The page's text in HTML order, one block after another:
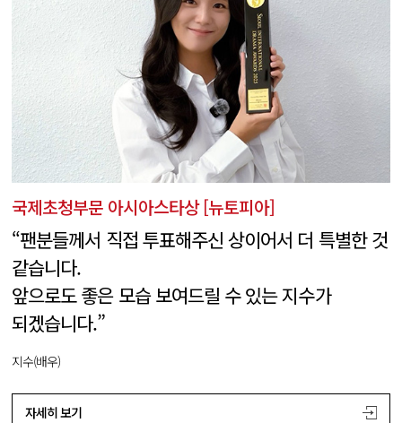
국제초청부문 아시아스타상 [뉴토피아]
“팬분들께서 직접 투표해주신 상이어서 더 특별한 것
같습니다.
앞으로도 좋은 모습 보여드릴 수 있는 지수가
되겠습니다.”
지수(배우)
자세히 보기